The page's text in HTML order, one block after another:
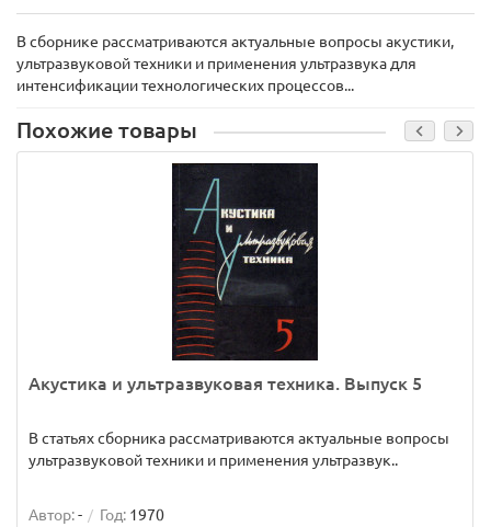
В сборнике рассматриваются актуальные вопросы акустики,
ультразвуковой техники и применения ультразвука для
интенсификации технологических процессов...
Похожие товары
Акустика и ультразвуковая техника. Выпуск 5
В статьях сборника рассматриваются актуальные вопросы
ультразвуковой техники и применения ультразвук..
Автор:- Год: 1970